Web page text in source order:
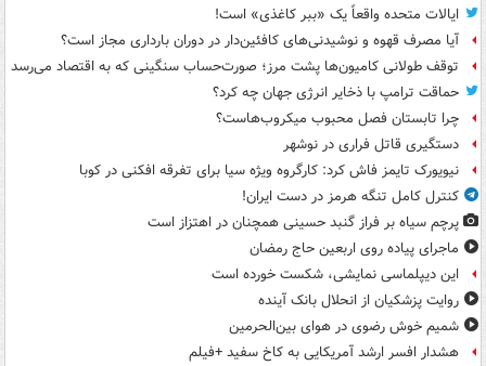
ایالات متحده واقعاً یک «ببر کاغذی» است!
آیا مصرف قهوه و نوشیدنی‌های کافئین‌دار در دوران بارداری مجاز است؟
توقف طولانی کامیون‌ها پشت مرز؛ صورت‌حساب سنگینی که به اقتصاد می‌رسد
حماقت ترامپ با ذخایر انرژی جهان چه کرد؟
چرا تابستان فصل محبوب میکروب‌هاست؟
دستگیری قاتل فراری در نوشهر
نیویورک تایمز فاش کرد: کارگروه ویژه سیا برای تفرقه افکنی در کوبا
کنترل کامل تنگه هرمز در دست ایران!
پرچم سیاه بر فراز گنبد حسینی همچنان در اهتزاز است
ماجرای پیاده روی اربعین حاج رمضان
این دیپلماسی نمایشی، شکست خورده است
روایت پزشکیان از انحلال بانک آینده
شمیم خوش رضوی در هوای بین‌الحرمین
هشدار افسر ارشد آمریکایی به کاخ سفید +فیلم